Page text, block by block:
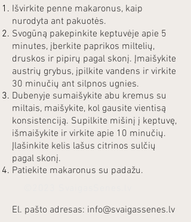
Išvirkite penne makaronus, kaip
nurodyta ant pakuotės.
Svogūną pakepinkite keptuvėje apie 5
minutes, įberkite paprikos miltelių,
druskos ir pipirų pagal skonį. Įmaišykite
austrių grybus, įpilkite vandens ir virkite
30 minučių ant silpnos ugnies.
Dubenyje sumaišykite abu kremus su
miltais, maišykite, kol gausite vientisą
konsistenciją. Supilkite mišinį į keptuvę,
išmaišykite ir virkite apie 10 minučių.
Įlašinkite kelis lašus citrinos sulčių
pagal skonį.
Patiekite makaronus su padažu.
El. pašto adresas: info@svaigassenes.lv